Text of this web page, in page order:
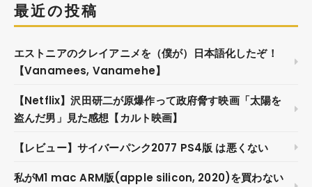
最近の投稿
エストニアのクレイアニメを（僕が）日本語化したぞ！
【Vanamees, Vanamehe】
【Netflix】沢田研二が原爆作って政府脅す映画「太陽を
盗んだ男」見た感想【カルト映画】
【レビュー】サイバーパンク2077 PS4版 は悪くない
私がM1 mac ARM版(apple silicon, 2020)を買わない